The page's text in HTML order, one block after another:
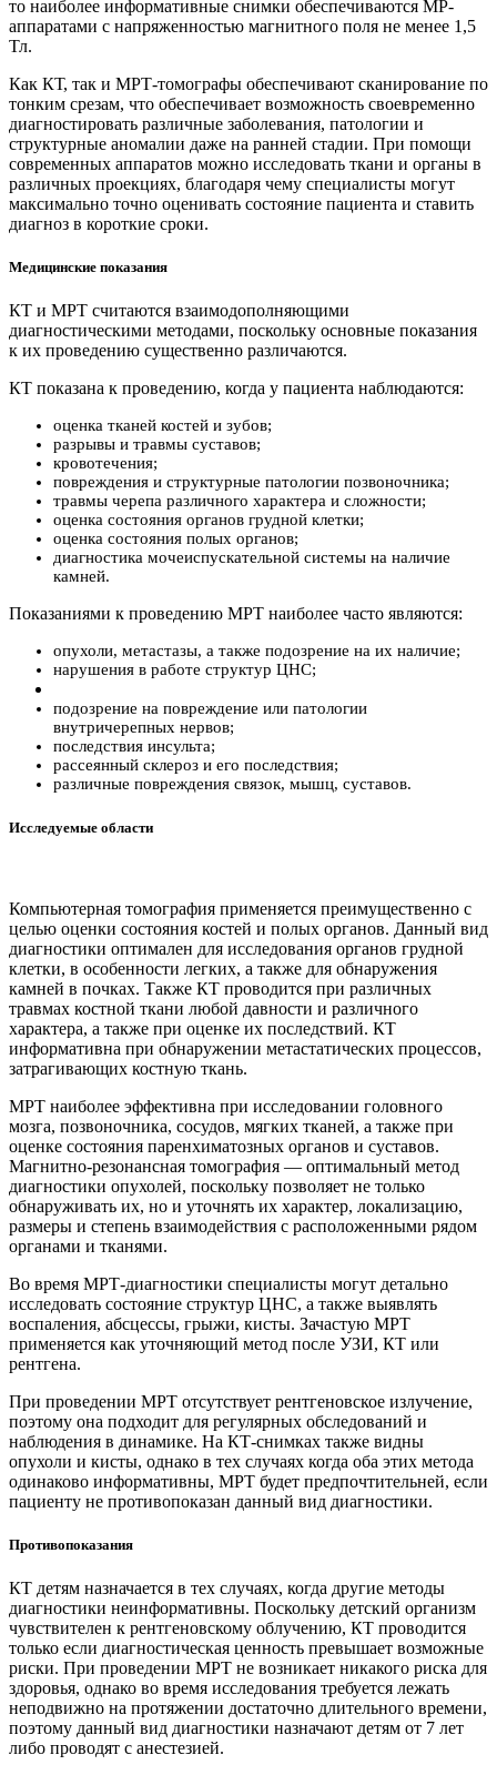
то наиболее информативные снимки обеспечиваются МР-
аппаратами с напряженностью магнитного поля не менее 1,5
Тл.
Как КТ, так и МРТ-томографы обеспечивают сканирование по
тонким срезам, что обеспечивает возможность своевременно
диагностировать различные заболевания, патологии и
структурные аномалии даже на ранней стадии. При помощи
современных аппаратов можно исследовать ткани и органы в
различных проекциях, благодаря чему специалисты могут
максимально точно оценивать состояние пациента и ставить
диагноз в короткие сроки.
Медицинские показания
КТ и МРТ считаются взаимодополняющими
диагностическими методами, поскольку основные показания
к их проведению существенно различаются.
КТ показана к проведению, когда у пациента наблюдаются:
оценка тканей костей и зубов;
разрывы и травмы суставов;
кровотечения;
повреждения и структурные патологии позвоночника;
травмы черепа различного характера и сложности;
оценка состояния органов грудной клетки;
оценка состояния полых органов;
диагностика мочеиспускательной системы на наличие
камней.
Показаниями к проведению МРТ наиболее часто являются:
опухоли, метастазы, а также подозрение на их наличие;
нарушения в работе структур ЦНС;
подозрение на повреждение или патологии
внутричерепных нервов;
последствия инсульта;
рассеянный склероз и его последствия;
различные повреждения связок, мышц, суставов.
Исследуемые области
Компьютерная томография применяется преимущественно с
целью оценки состояния костей и полых органов. Данный вид
диагностики оптимален для исследования органов грудной
клетки, в особенности легких, а также для обнаружения
камней в почках. Также КТ проводится при различных
травмах костной ткани любой давности и различного
характера, а также при оценке их последствий. КТ
информативна при обнаружении метастатических процессов,
затрагивающих костную ткань.
МРТ наиболее эффективна при исследовании головного
мозга, позвоночника, сосудов, мягких тканей, а также при
оценке состояния паренхиматозных органов и суставов.
Магнитно-резонансная томография — оптимальный метод
диагностики опухолей, поскольку позволяет не только
обнаруживать их, но и уточнять их характер, локализацию,
размеры и степень взаимодействия с расположенными рядом
органами и тканями.
Во время МРТ-диагностики специалисты могут детально
исследовать состояние структур ЦНС, а также выявлять
воспаления, абсцессы, грыжи, кисты. Зачастую МРТ
применяется как уточняющий метод после УЗИ, КТ или
рентгена.
При проведении МРТ отсутствует рентгеновское излучение,
поэтому она подходит для регулярных обследований и
наблюдения в динамике. На КТ-снимках также видны
опухоли и кисты, однако в тех случаях когда оба этих метода
одинаково информативны, МРТ будет предпочтительней, если
пациенту не противопоказан данный вид диагностики.
Противопоказания
КТ детям назначается в тех случаях, когда другие методы
диагностики неинформативны. Поскольку детский организм
чувствителен к рентгеновскому облучению, КТ проводится
только если диагностическая ценность превышает возможные
риски. При проведении МРТ не возникает никакого риска для
здоровья, однако во время исследования требуется лежать
неподвижно на протяжении достаточно длительного времени,
поэтому данный вид диагностики назначают детям от 7 лет
либо проводят с анестезией.